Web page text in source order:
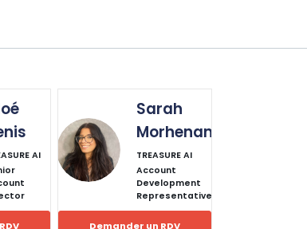
AI
SM
Sarah
Morhenan
TREASURE AI
Account
Development
Representative
Demander un RDV